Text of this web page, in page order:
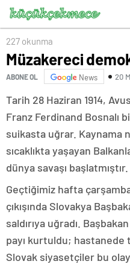
227 okunma
Müzakereci
ABONE OL News 20
Tarih 28 Haziran 1914,
Franz Ferdinand Bosnalı
suikasta uğrar. Kaynama
sıcaklıkta yaşayan
dünya savaşı başlatmıştır.
Geçtiğimiz hafta
çıkışında Slovakya
saldırıya uğradı.
payı kurtuldu; hastanede
Slovak siyasetçiler bu